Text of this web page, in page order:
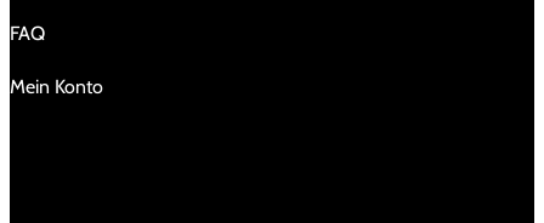
FAQ
Mein Konto